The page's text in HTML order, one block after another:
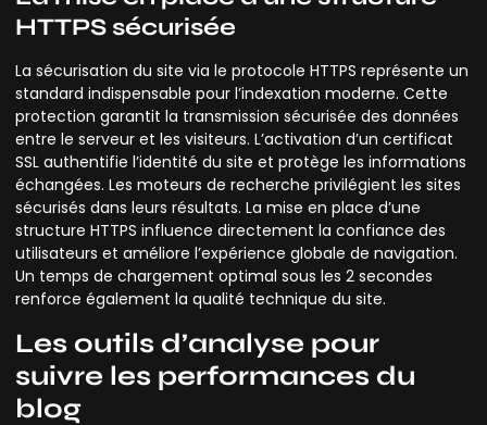
HTTPS sécurisée
La sécurisation du site via le protocole HTTPS représente un
standard indispensable pour l’indexation moderne. Cette
protection garantit la transmission sécurisée des données
entre le serveur et les visiteurs. L’activation d’un certificat
SSL authentifie l’identité du site et protège les informations
échangées. Les moteurs de recherche privilégient les sites
sécurisés dans leurs résultats. La mise en place d’une
structure HTTPS influence directement la confiance des
utilisateurs et améliore l’expérience globale de navigation.
Un temps de chargement optimal sous les 2 secondes
renforce également la qualité technique du site.
Les outils d’analyse pour
suivre les performances du
blog